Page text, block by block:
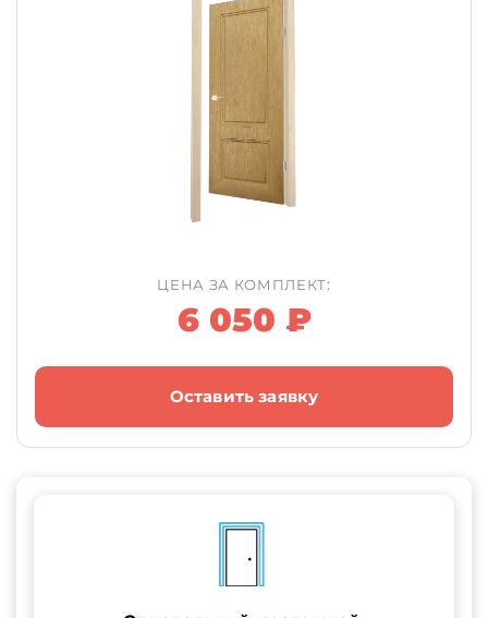
ЦЕНА ЗА КОМПЛЕКТ:
6 050 ₽
Оставить заявку